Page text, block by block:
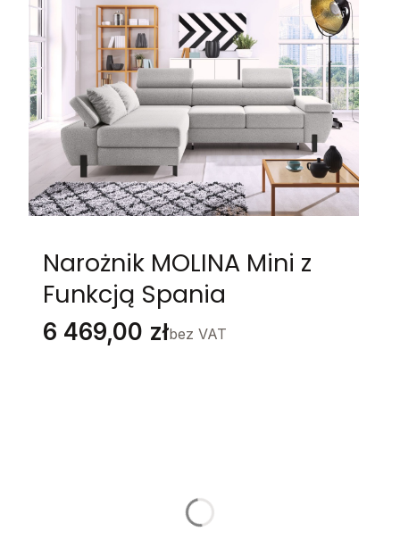
Narożnik MOLINA Mini z
Funkcją Spania
Cena
6 469,00 złbez VAT